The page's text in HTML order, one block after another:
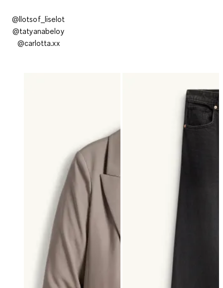
@llotsof_liselot
@tatyanabeloy
@carlotta.xx